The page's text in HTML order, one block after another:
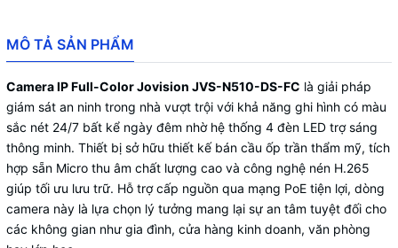
MÔ TẢ SẢN PHẨM
Camera IP Full-Color Jovision JVS-N510-DS-FC là giải pháp
giám sát an ninh trong nhà vượt trội với khả năng ghi hình có màu
sắc nét 24/7 bất kể ngày đêm nhờ hệ thống 4 đèn LED trợ sáng
thông minh. Thiết bị sở hữu thiết kế bán cầu ốp trần thẩm mỹ, tích
hợp sẵn Micro thu âm chất lượng cao và công nghệ nén H.265
giúp tối ưu lưu trữ. Hỗ trợ cấp nguồn qua mạng PoE tiện lợi, dòng
camera này là lựa chọn lý tưởng mang lại sự an tâm tuyệt đối cho
các không gian như gia đình, cửa hàng kinh doanh, văn phòng